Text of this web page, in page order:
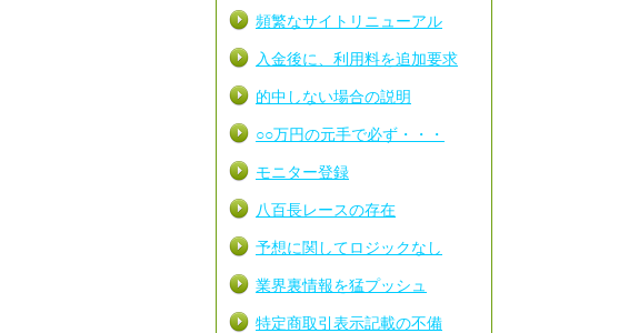
頻繁なサイトリニューアル
入金後に、利用料を追加要求
的中しない場合の説明
○○万円の元手で必ず・・・
モニター登録
八百長レースの存在
予想に関してロジックなし
業界裏情報を猛プッシュ
特定商取引表示記載の不備